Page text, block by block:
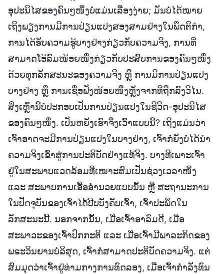
ອຸປະນິໄສຂອງຄົນໆໜຶ່ງບໍ່ແມ່ນເລື່ອງງ່າຍ; ມັນບໍ່ໄດ້ໝາຍ
ເຖິງພຽງການມີການປ່ຽນແປງສອງສາມຢ່າງໃນພຶດຕິກຳ,
ການໄດ້ຮັບຄວາມຮູ້ບາງຢ່າງກ່ຽວກັບຄວາມຈິງ, ການທີ່
ສາມາດໂອ້ລົມໜ້ອຍໜຶ່ງກ່ຽວກັບປະສົບການຂອງຄົນໆໜຶ່ງ
ດ້ວຍທຸກລັກສະນະຂອງຄວາມຈິງ ຫຼື ການມີການປ່ຽນແປງ
ບາງຢ່າງ ຫຼື ການເຊື່ອຟັງໜ້ອຍໜຶ່ງຫຼັງຈາກທີ່ຖືກລົງວິໄນ.
ສິ່ງເຫຼົ່ານີ້ບໍ່ປະກອບເປັນການປ່ຽນແປງໃນຊີວິດ-ອຸປະນິໄສ
ຂອງຄົນໆໜຶ່ງ. ເປັນຫຍັງເຮົາຈຶ່ງເວົ້າແບບນີ້? ເຖິງແມ່ນວ່າ
ເຈົ້າອາດຈະມີການປ່ຽນແປງໃນບາງຢ່າງ, ເຈົ້າກໍ່ຍັງບໍ່ໄດ້ນໍາ
ຄວາມຈິງເຂົ້າສູ່ການປະຕິບັດຢ່າງແທ້ຈິງ. ບາງທີເພາະເຈົ້າ
ຢູ່ໃນສະພາບແວດລ້ອມທີ່ເໝາະສົມເປັນຊ່ວງເວລາໜຶ່ງ
ແລະ ສະພາບການເອື້ອອຳນວຍແບບນັ້ນ ຫຼື ສະຖານະການ
ໃນປັດຈຸບັນຂອງເຈົ້າໄດ້ບີບບັງຄັບເຈົ້າ, ເຈົ້າປະພຶດໃນ
ລັກສະນະນີ້. ນອກຈາກນັ້ນ, ເມື່ອເຈົ້າອາລົມດີ, ເມື່ອ
ສະພາວະຂອງເຈົ້າປົກກະຕິ ແລະ ເມື່ອເຈົ້າມີພາລະກິດຂອງ
ພຣະວິນຍານບໍລິສຸດ, ເຈົ້າກໍສາມາດປະຕິບັດຄວາມຈິງ. ແຕ່
ສົມມຸດວ່າເຈົ້າຢູ່ທ່າມກາງການທົດລອງ, ເມື່ອເຈົ້າກຳລັງທົນ